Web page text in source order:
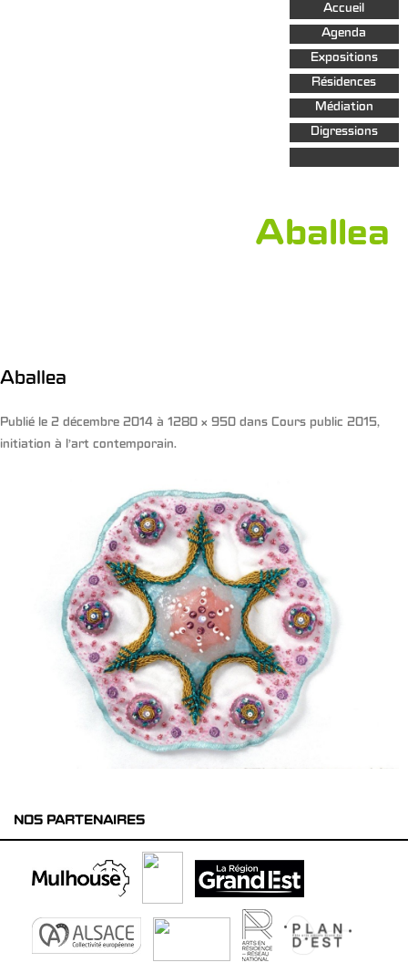
Aller au
contenu
principal
Accueil
Agenda
Expositions
Résidences
Médiation
Digressions
Aballea
Aballea
Publié le 2 décembre 2014 à 1280 × 950 dans Cours public 2015,
initiation à l’art contemporain.
NOS PARTENAIRES